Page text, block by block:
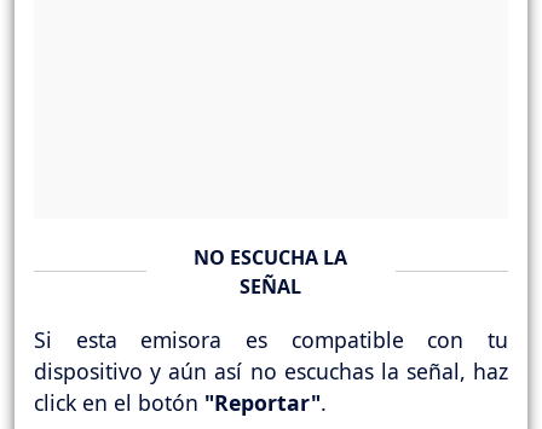
NO ESCUCHA LA
SEÑAL
Si esta emisora es compatible con tu
dispositivo y aún así no escuchas la señal, haz
click en el botón "Reportar".